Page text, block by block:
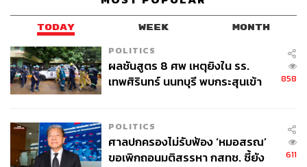
TODAY WEEK MONTH
POLITICS
ผลชันสูตร 8 ศพ เหตุยิงใน รร.
เทพศิรินทร์ นนทบุรี พบกระสุนเข้า
858
POLITICS
ศาลปกครองไม่รับฟ้อง ‘หมอสรณ’
ขอเพิกถอนมติสรรหา กสทช. ชี้ยัง
611